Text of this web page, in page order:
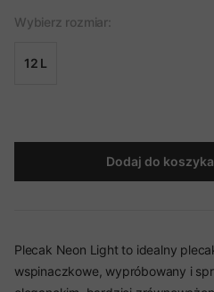
Wybierz rozmiar:
12 L
Dodaj do koszyka
Plecak Neon Light to idealny
wspinaczkowe, wypróbowany i